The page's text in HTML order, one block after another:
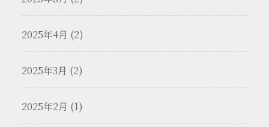
2025年4月 (2)
2025年3月 (2)
2025年2月 (1)